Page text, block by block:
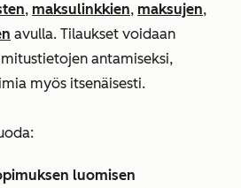
, maksulinkkien, maksujen,
avulla. Tilaukset voidaan
antamiseksi,
myös itsenäisesti.
luomisen